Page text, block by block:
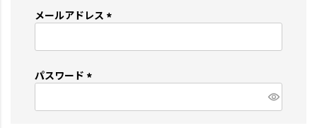
メールアドレス
必
パスワード
必